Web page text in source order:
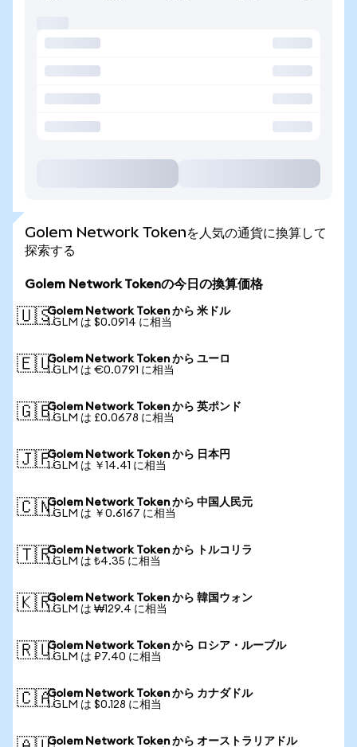
Golem Network Tokenを人気の通貨に換算して
探索する
Golem Network Tokenの今日の換算価格
🇺🇸Golem Network Token から 米ドル
1 GLM は $0.0914 に相当
🇪🇺Golem Network Token から ユーロ
1 GLM は €0.0791 に相当
🇬🇧Golem Network Token から 英ポンド
1 GLM は £0.0678 に相当
🇯🇵Golem Network Token から 日本円
1 GLM は ￥14.41 に相当
🇨🇳Golem Network Token から 中国人民元
1 GLM は ￥0.6167 に相当
🇹🇷Golem Network Token から トルコリラ
1 GLM は ₺4.35 に相当
🇰🇷Golem Network Token から 韓国ウォン
1 GLM は ₩129.4 に相当
🇷🇺Golem Network Token から ロシア・ルーブル
1 GLM は ₽7.40 に相当
🇨🇦Golem Network Token から カナダドル
1 GLM は $0.128 に相当
Golem Network Token から オーストラリアドル